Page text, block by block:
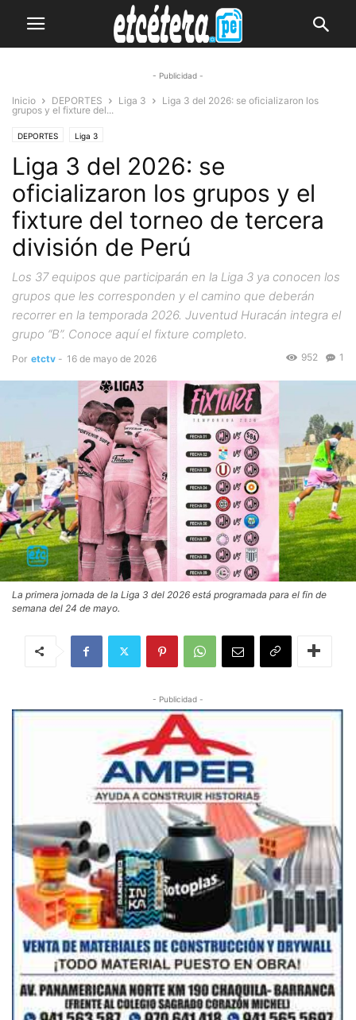
- Publicidad -
Inicio DEPORTES Liga 3
Liga 3 del 2026: se oficializaron los
grupos y el fixture del...
DEPORTES Liga 3
Liga 3 del 2026: se
oficializaron los grupos y el
fixture del torneo de tercera
división de Perú
Los 37 equipos que participarán en la Liga 3 ya conocen los
grupos que les corresponden y el camino que deberán
recorrer en la temporada 2026. Juventud Huracán integra el
grupo “B”. Conoce aquí el fixture completo.
Por etctv - 16 de mayo de 2026 1
952
La primera jornada de la Liga 3 del 2026 está programada para el fin de
semana del 24 de mayo.
- Publicidad -